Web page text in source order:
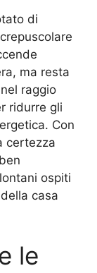
di
ma resta
raggio
ridurre gli
Con
certezza
ospiti
casa
le